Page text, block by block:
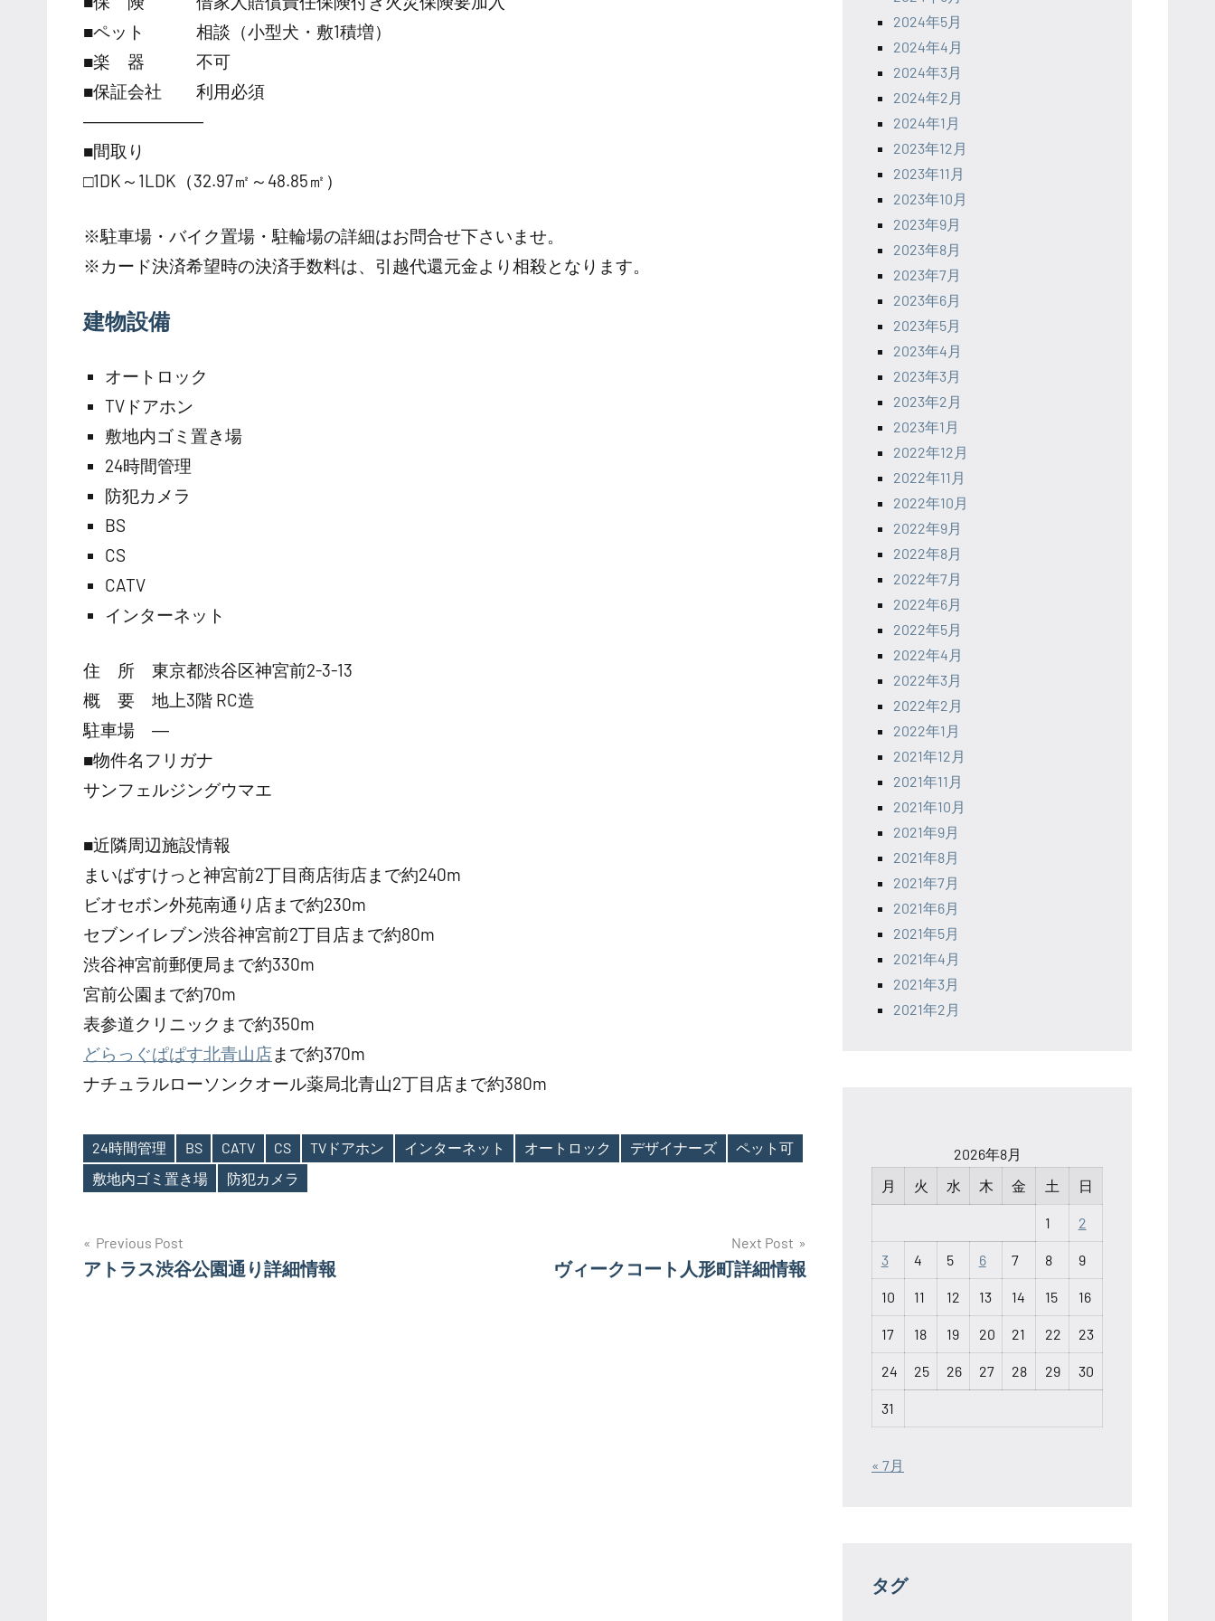
■ペット 相談（小型犬・敷1積増）
■楽 器 不可
■保証会社 利用必須
―――――――
■間取り
□1DK～1LDK（32.97㎡～48.85㎡）
※駐車場・バイク置場・駐輪場の詳細はお問合せ下さいませ。
※カード決済希望時の決済手数料は、引越代還元金より相殺となります。
建物設備
オートロック
TVドアホン
敷地内ゴミ置き場
24時間管理
防犯カメラ
BS
CS
CATV
インターネット
住 所 東京都渋谷区神宮前2-3-13
概 要 地上3階 RC造
駐車場 ―
■物件名フリガナ
サンフェルジングウマエ
■近隣周辺施設情報
まいばすけっと神宮前2丁目商店街店まで約240m
ビオセボン外苑南通り店まで約230m
セブンイレブン渋谷神宮前2丁目店まで約80m
渋谷神宮前郵便局まで約330m
宮前公園まで約70m
表参道クリニックまで約350m
どらっぐぱぱす北青山店まで約370m
ナチュラルローソンクオール薬局北青山2丁目店まで約380m
Tags
24時間管理 BS CATV CS TVドアホン インターネット オートロック デザイナーズ
ペット可
敷地内ゴミ置き場
防犯カメラ
投
稿
Previous Post
アトラス渋谷公園通り詳細情報
Next Post
ヴィークコート人形町詳細情報
2024年5月
2024年4月
2024年3月
2024年2月
2024年1月
2023年12月
2023年11月
2023年10月
2023年9月
2023年8月
2023年7月
2023年6月
2023年5月
2023年4月
2023年3月
2023年2月
2023年1月
2022年12月
2022年11月
2022年10月
2022年9月
2022年8月
2022年7月
2022年6月
2022年5月
2022年4月
2022年3月
2022年2月
2022年1月
2021年12月
2021年11月
2021年10月
2021年9月
2021年8月
2021年7月
2021年6月
2021年5月
2021年4月
2021年3月
2021年2月
2026年8月
月
火 水 木 金 土 日
1 2
3 4 5 6 7 8 9
10 11 12 13 14 15 16
17 18 19 20 21 22 23
24 25 26 27 28 29 30
31
« 7月
タグ